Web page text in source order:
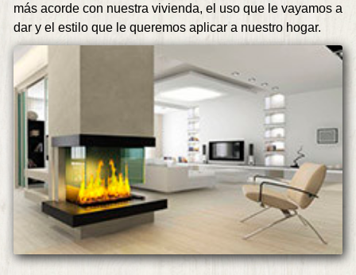
más acorde con nuestra vivienda, el uso que le vayamos a
dar y el estilo que le queremos aplicar a nuestro hogar.